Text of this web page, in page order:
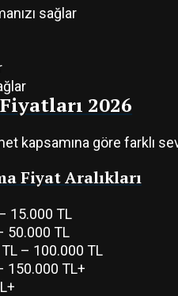
sağlar
2026
kapsamına göre farklı
Fiyat Aralıkları
15.000 TL
50.000 TL
– 100.000 TL
150.000 TL+